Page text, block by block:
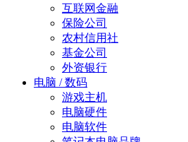
互联网金融
保险公司
农村信用社
基金公司
外资银行
电脑 / 数码
游戏主机
电脑硬件
电脑软件